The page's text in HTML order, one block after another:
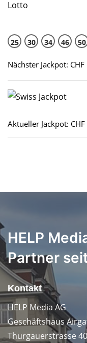
25 30 34 46 50
Nächster Jackpot:
Aktueller Jackpot:
HELP
Partner
Kontakt
HELP Media AG
Geschäftshaus
Thurgauerstrasse 40